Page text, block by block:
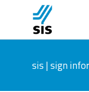
sis | sign